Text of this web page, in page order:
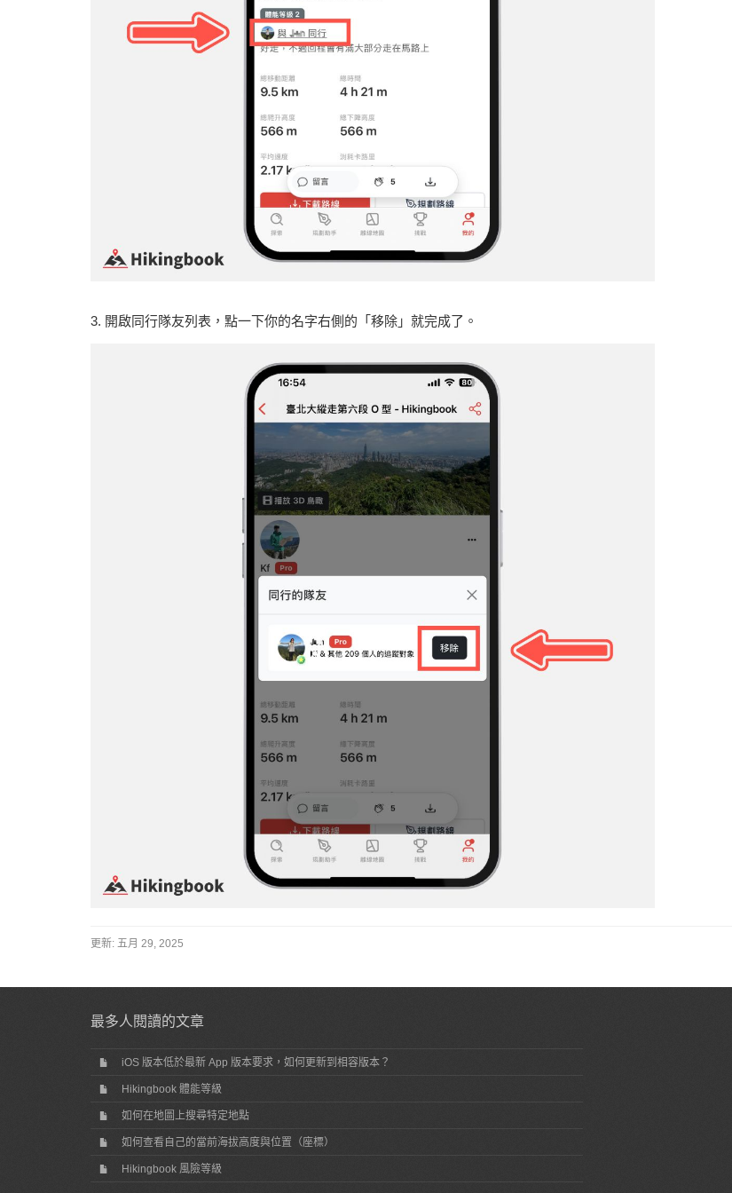
3. 開啟同行隊友列表，點一下你的名字右側的「移除」就完成了。
更新: 五月 29, 2025
最多人閱讀的文章
iOS 版本低於最新 App 版本要求，如何更新到相容版本？
Hikingbook 體能等級
如何在地圖上搜尋特定地點
如何查看自己的當前海拔高度與位置（座標）
Hikingbook 風險等級